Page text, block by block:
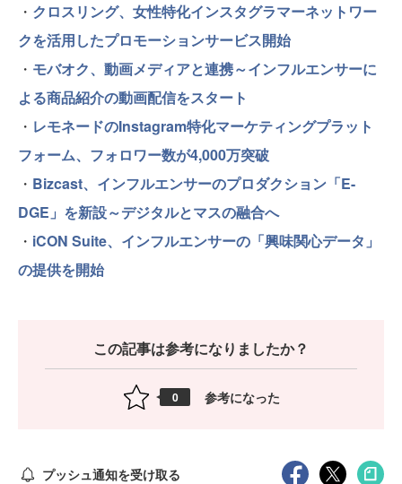
・ クロスリング、女性特化インスタグラマーネットワー
クを活用したプロモーションサービス開始
・ モバオク、動画メディアと連携～インフルエンサーに
よる商品紹介の動画配信をスタート
・ レモネードのInstagram特化マーケティングプラット
フォーム、フォロワー数が4,000万突破
・ Bizcast、インフルエンサーのプロダクション「E-
DGE」を新設～デジタルとマスの融合へ
・ iCON Suite、インフルエンサーの「興味関心データ」
の提供を開始
この記事は参考になりましたか？
0 参考になった
プッシュ通知を受け取る